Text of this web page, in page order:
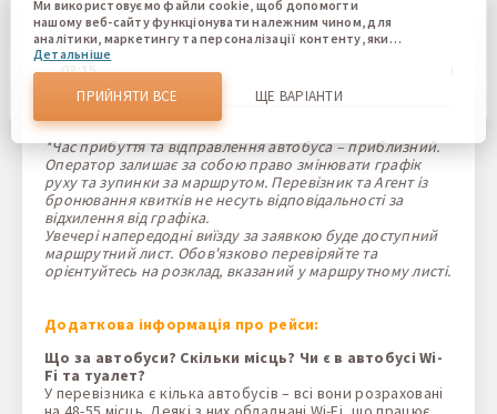
03:15
*Час прибуття та відправлення автобуса – приблизний.
Оператор залишає за собою право змінювати графік
руху та зупинки за маршрутом. Перевізник та Агент із
бронювання квитків не несуть відповідальності за
відхилення від графіка.
Увечері напередодні виїзду за заявкою буде доступний
маршрутний лист. Обов'язково перевіряйте та
орієнтуйтесь на розклад, вказаний у маршрутному листі.
Додаткова інформація про рейси:
Що за автобуси? Скільки місць? Чи є в автобусі Wi-
Fi та туалет?
У перевізника є кілька автобусів – всі вони розраховані
Ми використовуємо файли cookie, щоб допомогти
нашому веб-сайту функціонувати належним чином, для
аналітики, маркетингу та персоналізації контенту, який
ви бачите. Файли cookie дозволяють нам відрізняти Вас
від інших користувачів нашого веб-сайту. Розуміння того,
як ви використовуєте наш веб-сайт, допомагає нам
надати вам найкращі можливості та внести зміни для
покращення нашого сайту в майбутньому. Підтвердивши,
Ви погоджуєтеся на використання всіх цих файлів cookie.
Ви можете оновити свої налаштування, натиснувши
кнопку налаштувань cookie, або в будь-який час,
перейшовши до нашої політики використання файлів
cookie.
Детальніше
ПРИЙНЯТИ ВСЕ ЩЕ ВАРІАНТИ